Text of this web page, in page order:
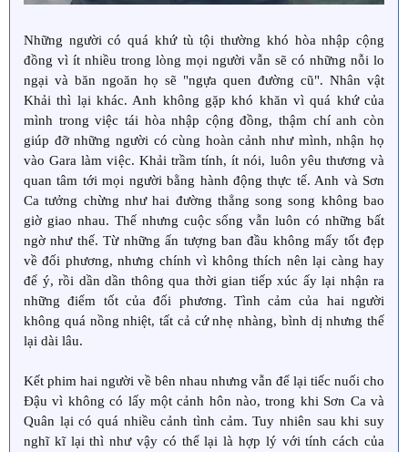
Những người có quá khứ tù tội thường khó hòa nhập cộng
đồng vì ít nhiều trong lòng mọi người vẫn sẽ có những nỗi lo
ngại và băn ngoăn họ sẽ "ngựa quen đường cũ". Nhân vật
Khải thì lại khác. Anh không gặp khó khăn vì quá khứ của
mình trong việc tái hòa nhập cộng đồng, thậm chí anh còn
giúp đỡ những người có cùng hoàn cảnh như mình, nhận họ
vào Gara làm việc. Khải trầm tính, ít nói, luôn yêu thương và
quan tâm tới mọi người bằng hành động thực tế. Anh và Sơn
Ca tưởng chừng như hai đường thẳng song song không bao
giờ giao nhau. Thế nhưng cuộc sống vẫn luôn có những bất
ngờ như thế. Từ những ấn tượng ban đầu không mấy tốt đẹp
về đối phương, nhưng chính vì không thích nên lại càng hay
để ý, rồi dần dần thông qua thời gian tiếp xúc ấy lại nhận ra
những điểm tốt của đối phương. Tình cảm của hai người
không quá nồng nhiệt, tất cả cứ nhẹ nhàng, bình dị nhưng thế
lại dài lâu.
Kết phim hai người về bên nhau nhưng vẫn để lại tiếc nuối cho
Đậu vì không có lấy một cảnh hôn nào, trong khi Sơn Ca và
Quân lại có quá nhiều cảnh tình cảm. Tuy nhiên sau khi suy
nghĩ kĩ lại thì như vậy có thể lại là hợp lý với tính cách của